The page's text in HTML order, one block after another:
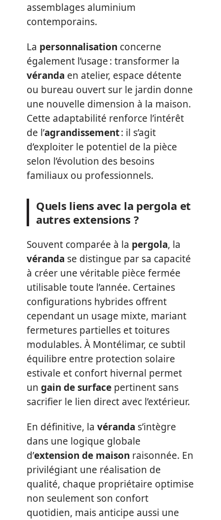
assemblages aluminium
contemporains.
La personnalisation concerne
également l’usage : transformer la
véranda en atelier, espace détente
ou bureau ouvert sur le jardin donne
une nouvelle dimension à la maison.
Cette adaptabilité renforce l’intérêt
de l’agrandissement: il s’agit
d’exploiter le potentiel de la pièce
selon l’évolution des besoins
familiaux ou professionnels.
Quels liens avec la pergola et
autres extensions ?
Souvent comparée à la pergola, la
véranda se distingue par sa capacité
à créer une véritable pièce fermée
utilisable toute l’année. Certaines
configurations hybrides offrent
cependant un usage mixte, mariant
fermetures partielles et toitures
modulables. À Montélimar, ce subtil
équilibre entre protection solaire
estivale et confort hivernal permet
un gain de surface pertinent sans
sacrifier le lien direct avec l’extérieur.
En définitive, la véranda s’intègre
dans une logique globale
d’extension de maison raisonnée. En
privilégiant une réalisation de
qualité, chaque propriétaire optimise
non seulement son confort
quotidien, mais anticipe aussi une